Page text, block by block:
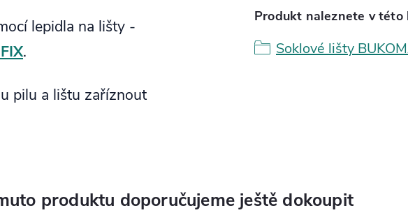
lepidla na lišty -
.
pilu a lištu zaříznout
Produkt naleznete v této
Soklové lišty
produktu doporučujeme ještě dokoupit